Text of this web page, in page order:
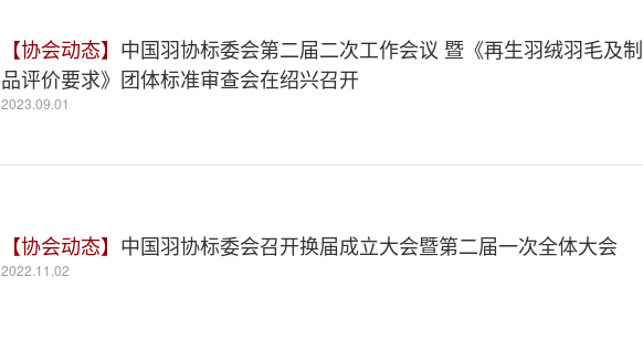
【协会动态】 中国羽协标委会第二届二次工作会议 暨《再生羽绒羽毛及制
品评价要求》团体标准审查会在绍兴召开
2023.09.01
【协会动态】 中国羽协标委会召开换届成立大会暨第二届一次全体大会
2022.11.02